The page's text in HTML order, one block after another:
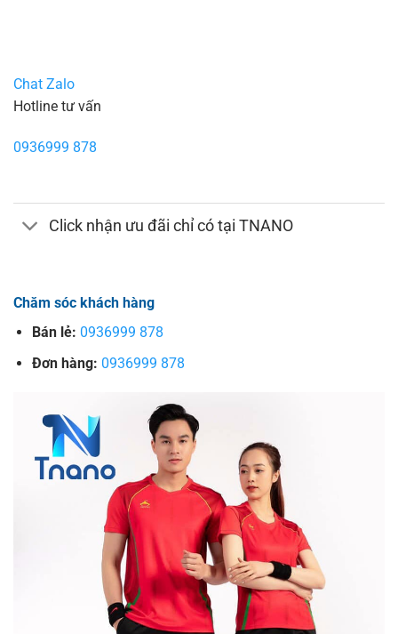
Chat Zalo
Hotline tư vấn
0936999 878
Click nhận ưu đãi chỉ có tại TNANO
Chăm sóc khách hàng
Bán lẻ: 0936999 878
Đơn hàng: 0936999 878